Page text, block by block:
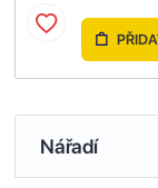
Nářadí